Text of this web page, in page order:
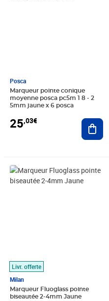
Posca
Marqueur pointe conique
moyenne posca pc5m 1 8 - 2
5mm jaune x 6 posca
25,03€
Livr. offerte
Milan
Marqueur Fluoglass pointe
biseautée 2-4mm Jaune
Prix barré 8,12€
Prix 7,91€